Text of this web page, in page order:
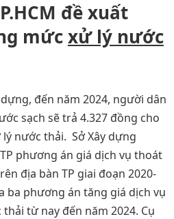
đề xuất
mứcxử lý nước
đến năm 2024, người dân
sạch sẽ trả 4.327 đồng cho
nước thải. Sở Xây dựng
phương án giá dịch vụ thoát
địa bàn TP giai đoạn 2020-
ba phương án tăng giá dịch vụ
từ nay đến năm 2024. Cụ